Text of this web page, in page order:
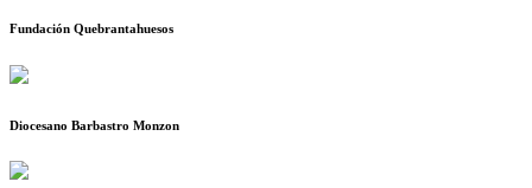
Fundación Quebrantahuesos
Diocesano Barbastro Monzon